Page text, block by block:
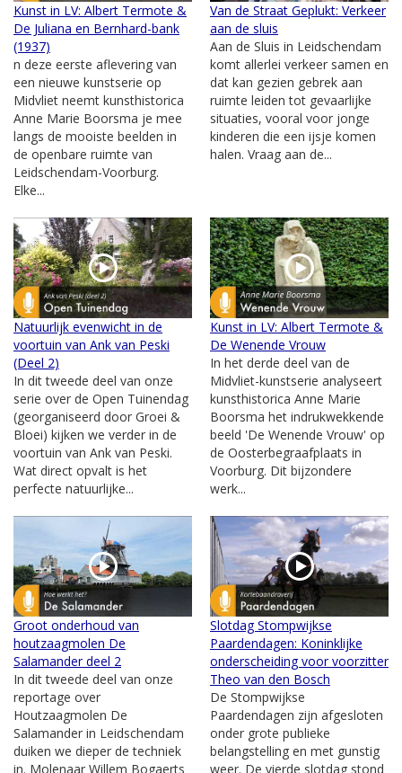
Kunst in LV: Albert Termote &
De Juliana en Bernhard-bank
(1937)
n deze eerste aflevering van
een nieuwe kunstserie op
Midvliet neemt kunsthistorica
Anne Marie Boorsma je mee
langs de mooiste beelden in
de openbare ruimte van
Leidschendam-Voorburg.
Elke...
Van de Straat Geplukt: Verkeer
aan de sluis
Aan de Sluis in Leidschendam
komt allerlei verkeer samen en
dat kan gezien gebrek aan
ruimte leiden tot gevaarlijke
situaties, vooral voor jonge
kinderen die een ijsje komen
halen. Vraag aan de...
Natuurlijk evenwicht in de
voortuin van Ank van Peski
(Deel 2)
In dit tweede deel van onze
serie over de Open Tuinendag
(georganiseerd door Groei &
Bloei) kijken we verder in de
voortuin van Ank van Peski.
Wat direct opvalt is het
perfecte natuurlijke...
Kunst in LV: Albert Termote &
De Wenende Vrouw
In het derde deel van de
Midvliet-kunstserie analyseert
kunsthistorica Anne Marie
Boorsma het indrukwekkende
beeld 'De Wenende Vrouw' op
de Oosterbegraafplaats in
Voorburg. Dit bijzondere
werk...
Groot onderhoud van
houtzaagmolen De
Salamander deel 2
In dit tweede deel van onze
reportage over
Houtzaagmolen De
Salamander in Leidschendam
duiken we dieper de techniek
in. Molenaar Willem Bogaerts
Slotdag Stompwijkse
Paardendagen: Koninklijke
onderscheiding voor voorzitter
Theo van den Bosch
De Stompwijkse
Paardendagen zijn afgesloten
onder grote publieke
belangstelling en met gunstig
weer. De vierde slotdag stond